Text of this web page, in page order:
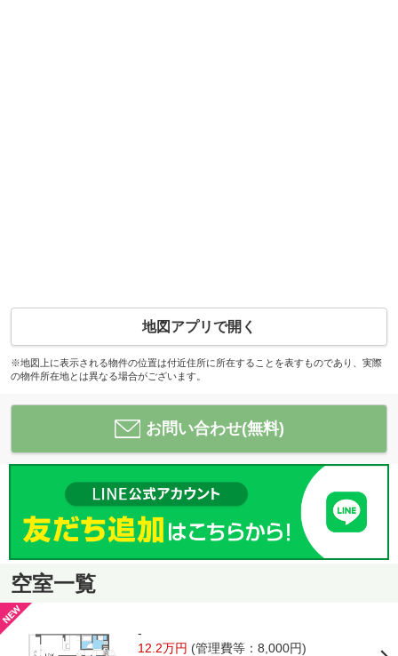
地図アプリで開く
※地図上に表示される物件の位置は付近住所に所在することを表すものであり、実際
の物件所在地とは異なる場合がございます。
お問い合わせ(無料)
空室一覧
-
12.2万円 (管理費等：8,000円)